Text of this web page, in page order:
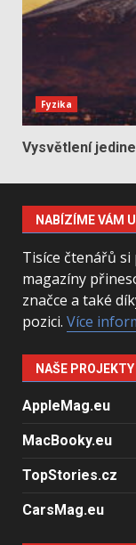
Fyzika
Vysvětlení
NABÍZÍME VÁM
Tisíce čtenářů si
magazíny
značce a také
pozici. Více
NAŠE PROJEKTY
AppleMag.eu
MacBooky.eu
TopStories.cz
CarsMag.eu